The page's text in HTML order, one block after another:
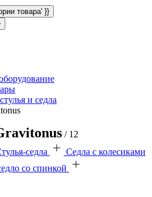
товара' }}
и седла
/ 12
седла
Седла с колесиками
со спинкой